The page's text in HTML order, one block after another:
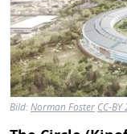
Bild:Norman Foster CC-BY